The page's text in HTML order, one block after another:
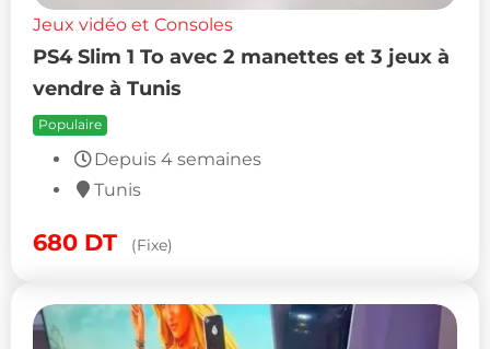
Jeux vidéo et Consoles
PS4 Slim 1 To avec 2 manettes et 3 jeux à
vendre à Tunis
Populaire
Depuis 4 semaines
Tunis
680 DT (Fixe)